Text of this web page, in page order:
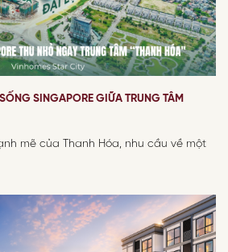
SINGAPORE GIỮA TRUNG TÂM
mẽ của Thanh Hóa, nhu cầu về một